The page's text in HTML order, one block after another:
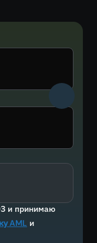
и принимаю
AML и